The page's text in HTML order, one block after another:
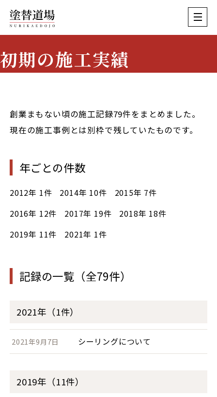
初期の施工実績
創業まもない頃の施工記録79件をまとめました。
現在の施工事例とは別枠で残していたものです。
年ごとの件数
2012年 1件 2014年 10件 2015年 7件
2016年 12件 2017年 19件 2018年 18件
2019年 11件 2021年 1件
記録の一覧（全79件）
2021年（1件）
2021年9月7日 シーリングについて
2019年（11件）